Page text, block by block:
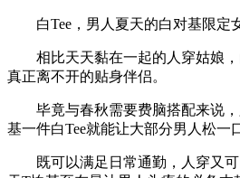
白Tee，男人夏天的白对基限定女
相比天天黏在一起的人穿姑娘，
真正离不开的贴身伴侣。
毕竟与春秋需要费脑搭配来说，
基一件白Tee就能让大部分男人松
既可以满足日常通勤，人穿又可